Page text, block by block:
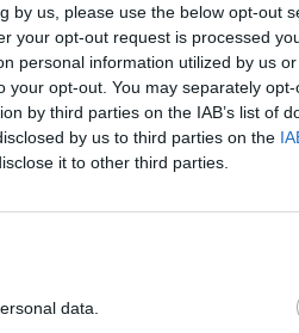
by us, please use the below opt-out
your opt-out request is processed
personal information utilized by us
your opt-out. You may separately
by third parties on the IAB’s list of
by us to third parties on the
it to other third parties.
data.
dones estaria en
dades del 2021,
sexual algun
la situació de les dones
d'un recull de dades
fonts oficials i
salut